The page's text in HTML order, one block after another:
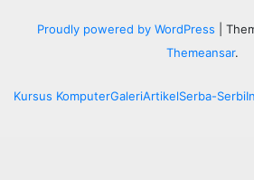
Proudly powered by WordPress
Themeansar.
Kursus KomputerGaleriArtikelSerba-Serbi